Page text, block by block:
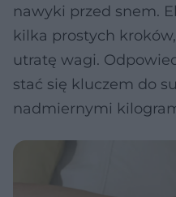
nawyki przed snem.
kilka prostych
utratę wagi.
stać się kluczem do
nadmiernymi